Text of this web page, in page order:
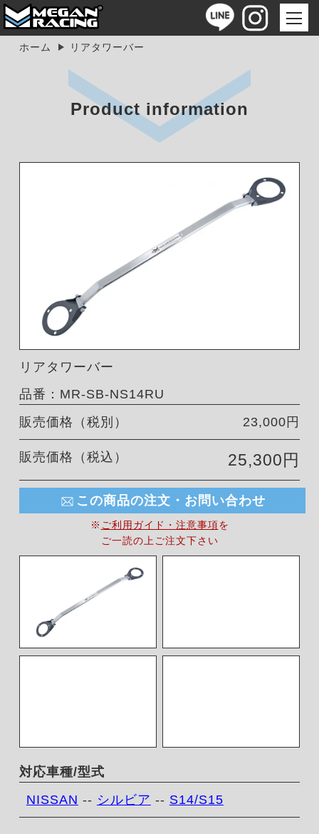
ホーム リアタワーバー
Product information
リアタワーバー
品番：MR-SB-NS14RU
販売価格（税別）
23,000円
販売価格（税込） 25,300円
この商品の注文・お問い合わせ
※ ご利用ガイド・注意事項を
ご一読の上ご注文下さい
対応車種/型式
NISSAN -- シルビア -- S14/S15